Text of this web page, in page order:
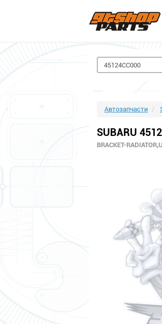
Автозапчасти
SUBARU
BRACKET-